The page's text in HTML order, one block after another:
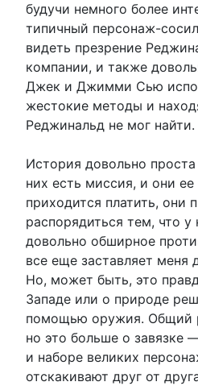
будучи немного более
типичный персонаж-
видеть презрение
компании, и также
Джек и Джимми Сью
жестокие методы и
Реджинальд не мог найти.
История довольно
них есть миссия, и они
приходится платить, они
распорядиться тем, что у
довольно обширное
все еще заставляет меня
Но, может быть, это
Западе или о природе
помощью оружия. Общий
но это больше о завязке
и наборе великих
отскакивают друг от